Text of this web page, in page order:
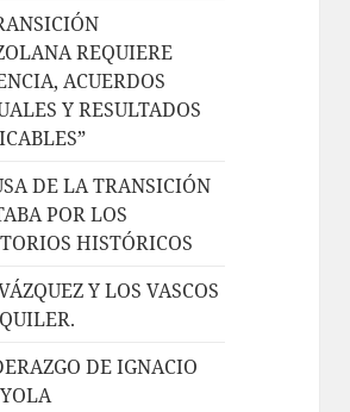
REQUIERE
ACUERDOS
Y RESULTADOS
DE LA TRANSICIÓN
POR LOS
HISTÓRICOS
Y LOS VASCOS
DE IGNACIO